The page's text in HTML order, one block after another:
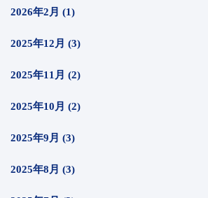
2026年2月 (1)
2025年12月 (3)
2025年11月 (2)
2025年10月 (2)
2025年9月 (3)
2025年8月 (3)